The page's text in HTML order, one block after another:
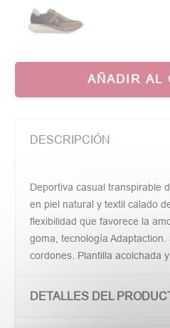
AÑADIR AL
DESCRIPCIÓN
Deportiva casual transpirable
en piel natural y textil calado
flexibilidad que favorece la
goma, tecnología
cordones. Plantilla acolchada y
DETALLES DEL